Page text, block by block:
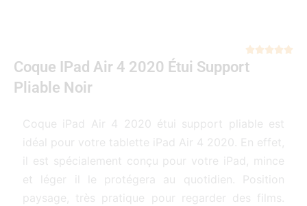

Coque IPad Air 4 2020 Étui Support
Pliable Noir
Coque iPad Air 4 2020 étui support pliable est
idéal pour votre tablette iPad Air 4 2020. En effet,
il est spécialement conçu pour votre iPad, mince
et léger il le protégera au quotidien. Position
paysage, très pratique pour regarder des films.